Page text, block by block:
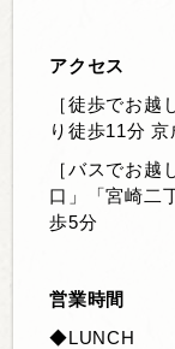
アクセス
［徒歩でお越
り徒歩11分
［バスでお越
口」「宮崎二
歩5分
営業時間
◆LUNCH